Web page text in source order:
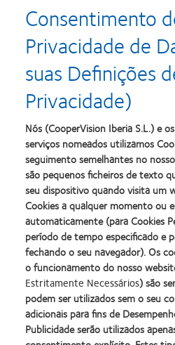
Consentimento
Privacidade de
suas Definições
Privacidade)
Nós (CooperVision Iberia S.L.) e
serviços nomeados utilizamos
seguimento semelhantes no
são pequenos ficheiros de texto
seu dispositivo quando visita um
Cookies a qualquer momento ou
automaticamente (para Cookies
período de tempo especificado e
fechando o seu navegador). Os
o funcionamento do nosso
Estritamente Necessários) são
podem ser utilizados sem o seu
adicionais para fins de
Publicidade serão utilizados